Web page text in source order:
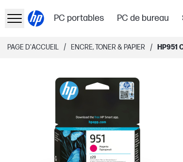
PC portables PC de bureau
PAGE D'ACCUEIL / ENCRE, TONER & PAPIER / HP951